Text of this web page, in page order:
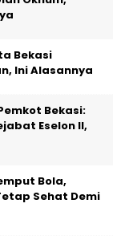
Bekasi
Ini Alasannya
Bekasi:
Eselon II,
Bola,
Sehat Demi